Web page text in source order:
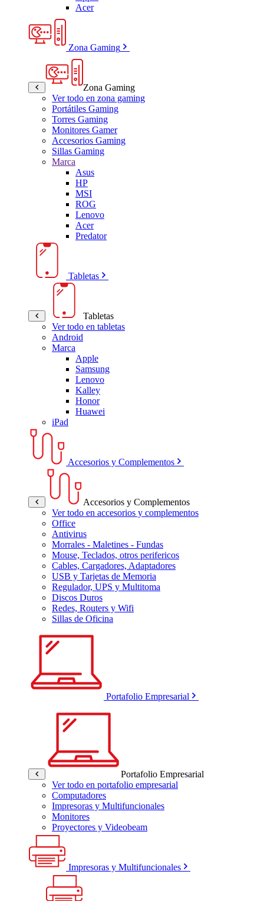
Acer
Zona Gaming
Zona Gaming
Ver todo en zona gaming
Portátiles Gaming
Torres Gaming
Monitores Gamer
Accesorios Gaming
Sillas Gaming
Marca
Asus
HP
MSI
ROG
Lenovo
Acer
Predator
Tabletas
Tabletas
Ver todo en tabletas
Android
Marca
Apple
Samsung
Lenovo
Kalley
Honor
Huawei
iPad
Accesorios y Complementos
Accesorios y Complementos
Ver todo en accesorios y complementos
Office
Antivirus
Morrales - Maletines - Fundas
Mouse, Teclados, otros perifericos
Cables, Cargadores, Adaptadores
USB y Tarjetas de Memoria
Regulador, UPS y Multitoma
Discos Duros
Redes, Routers y Wifi
Sillas de Oficina
Portafolio Empresarial
Portafolio Empresarial
Ver todo en portafolio empresarial
Computadores
Impresoras y Multifuncionales
Monitores
Proyectores y Videobeam
Impresoras y Multifuncionales